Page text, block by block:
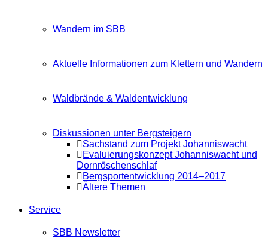
Wandern im SBB
Aktuelle Informationen zum Klettern und Wandern
Waldbrände & Waldentwicklung
Diskussionen unter Bergsteigern
Sachstand zum Projekt Johanniswacht
Evaluierungskonzept Johanniswacht und
Dornröschenschlaf
Bergsportentwicklung 2014–2017
Ältere Themen
Service
SBB Newsletter